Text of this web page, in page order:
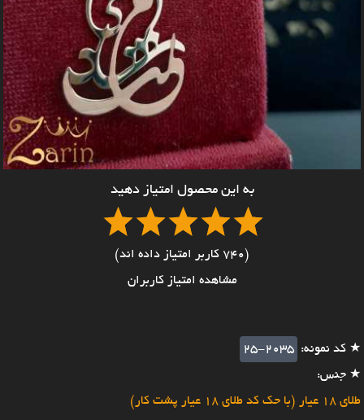
به این محصول امتیاز دهید
(740 کاربر امتیاز داده اند)
مشاهده امتیاز کاربران
★ کد نمونه: 25-2035
★ جنس:
طلای 18 عیار (با حک کد طلای 18 عیار پشت کار)